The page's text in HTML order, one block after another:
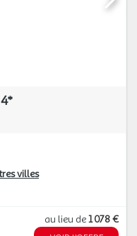
villes
au lieu de1 078 €